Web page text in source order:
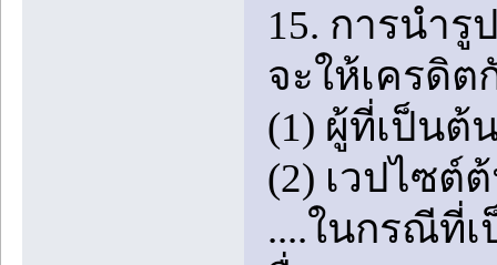
15. การนำ
จะให้เครดิต
(1) ผู้ที่เป็นต้
(2) เวปไซต์
....ในกรณีที่